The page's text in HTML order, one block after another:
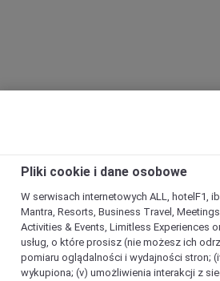
Pliki cookie i dane osobowe
W serwisach internetowych ALL, hotelF1,
Mantra, Resorts, Business Travel,
Activities & Events, Limitless Experiences
usług, o które prosisz (nie możesz ich
pomiaru oglądalności i wydajności stron;
wykupiona; (v) umożliwienia interakcji z